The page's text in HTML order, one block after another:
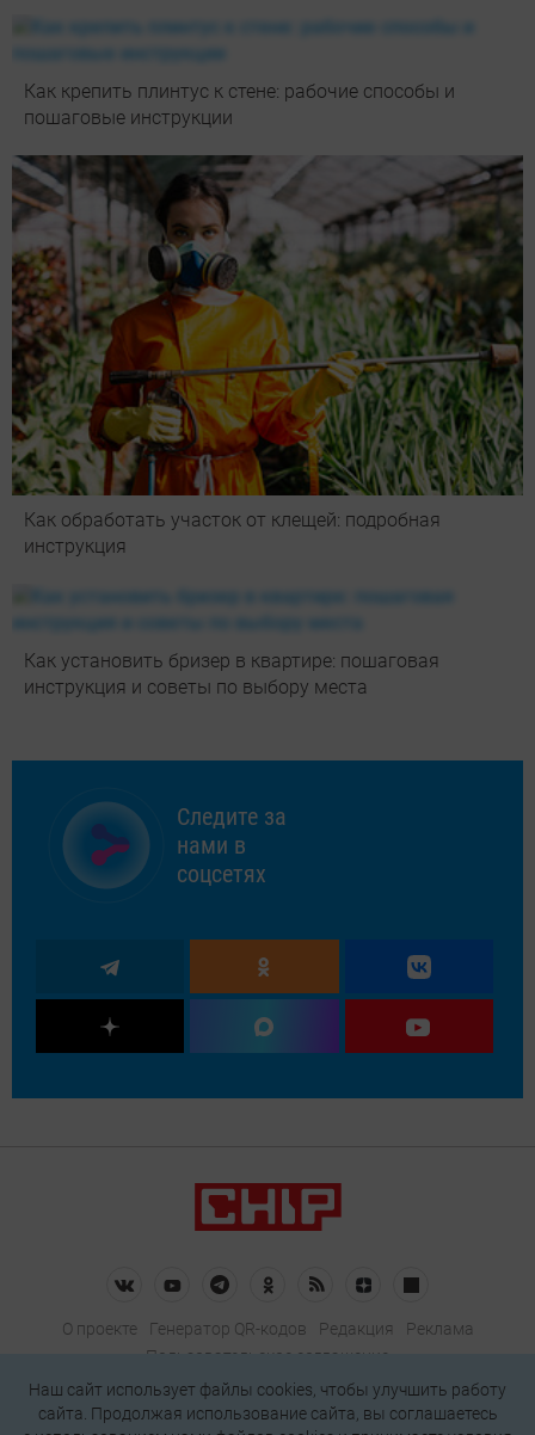
Как крепить плинтус к стене: рабочие способы и
пошаговые инструкции
Как обработать участок от клещей: подробная
инструкция
Как установить бризер в квартире: пошаговая
инструкция и советы по выбору места
Следите за
нами в
соцсетях
О проекте Генератор QR-кодов Редакция
Реклама
Пользовательское соглашение
Политика конфиденциальности
Подписаться на рассылку
Наш сайт использует файлы cookies, чтобы улучшить работу
сайта. Продолжая использование сайта, вы соглашаетесь